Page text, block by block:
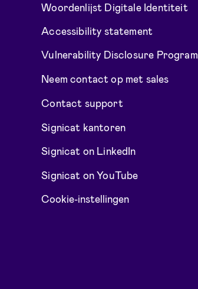
Woordenlijst Digitale Identiteit
Accessibility statement
Vulnerability Disclosure Program
Neem contact op met sales
Contact support
Signicat kantoren
Signicat on LinkedIn
Signicat on YouTube
Cookie-instellingen